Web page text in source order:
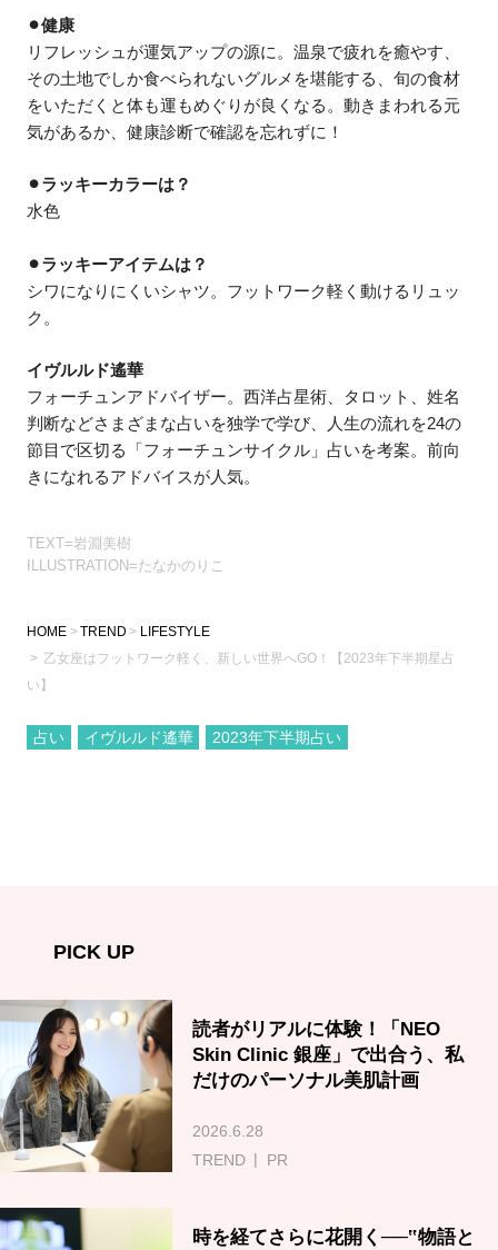
⚫︎健康
リフレッシュが運気アップの源に。温泉で疲れを癒やす、
その土地でしか食べられないグルメを堪能する、旬の食材
をいただくと体も運もめぐりが良くなる。動きまわれる元
気があるか、健康診断で確認を忘れずに！
⚫︎ラッキーカラーは？
水色
⚫︎ラッキーアイテムは？
シワになりにくいシャツ。フットワーク軽く動けるリュッ
ク。
イヴルルド遙華
フォーチュンアドバイザー。西洋占星術、タロット、姓名
判断などさまざまな占いを独学で学び、人生の流れを24の
節目で区切る「フォーチュンサイクル」占いを考案。前向
きになれるアドバイスが人気。
TEXT=岩淵美樹
ILLUSTRATION=たなかのりこ
HOME TREND
LIFESTYLE
乙女座はフットワーク軽く、新しい世界へGO！【2023年下半期星占
い】
占い イヴルルド遙華 2023年下半期占い
PICK UP
読者がリアルに体験！「NEO
Skin Clinic 銀座」で出合う、私
だけのパーソナル美肌計画
2026.6.28
TREND
PR
時を経てさらに花開く──‟物語と